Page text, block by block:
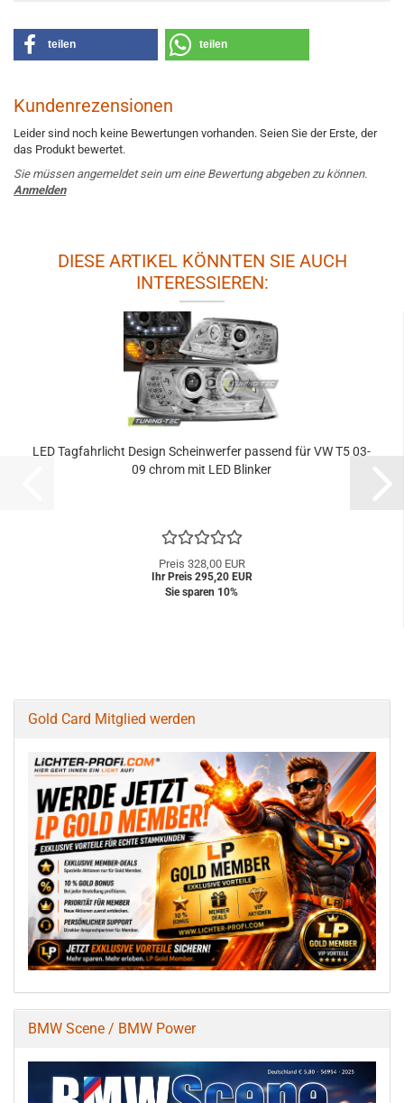
teilen teilen
Kundenrezensionen
Leider sind noch keine Bewertungen vorhanden. Seien Sie der Erste, der
das Produkt bewertet.
Sie müssen angemeldet sein um eine Bewertung abgeben zu können.
Anmelden
DIESE ARTIKEL KÖNNTEN SIE AUCH
INTERESSIEREN:
LED Tagfahrlicht Design Scheinwerfer passend für VW T5 03-
09 chrom mit LED Blinker
Preis 328,00 EUR
Ihr Preis 295,20 EUR
Sie sparen 10%
Gold Card Mitglied werden
BMW Scene / BMW Power